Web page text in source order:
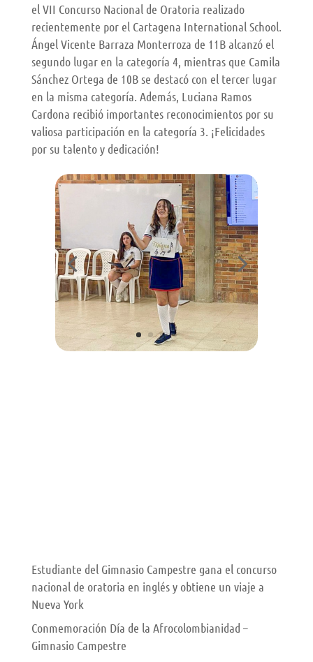
el VII Concurso Nacional de Oratoria realizado
recientemente por el Cartagena International School.
Ángel Vicente Barraza Monterroza de 11B alcanzó el
segundo lugar en la categoría 4, mientras que Camila
Sánchez Ortega de 10B se destacó con el tercer lugar
en la misma categoría. Además, Luciana Ramos
Cardona recibió importantes reconocimientos por su
valiosa participación en la categoría 3. ¡Felicidades
por su talento y dedicación!
Estudiante del Gimnasio Campestre gana el concurso
nacional de oratoria en inglés y obtiene un viaje a
Nueva York
Conmemoración Día de la Afrocolombianidad –
Gimnasio Campestre